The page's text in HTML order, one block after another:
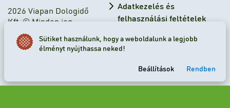
2026 Viapan Dologidő
Kft. © Minden jog
fenntartva.
Adatkezelés és
felhasználási feltételek
Adatkezelési tájékoztató
Sütiket használunk, hogy a weboldalunk a legjobb
élményt nyújthassa neked!
Beállítások Rendben